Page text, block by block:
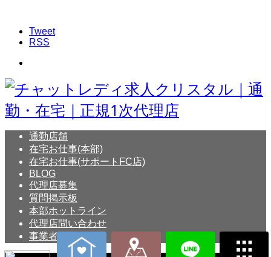
Tweet
RSS
通勤店舗
在宅お仕事(本部)
在宅お仕事(サポートFC店)
BLOG
代理店募集
質問掲示板
本部ホットライン
代理店問い合わせ
事業者概要